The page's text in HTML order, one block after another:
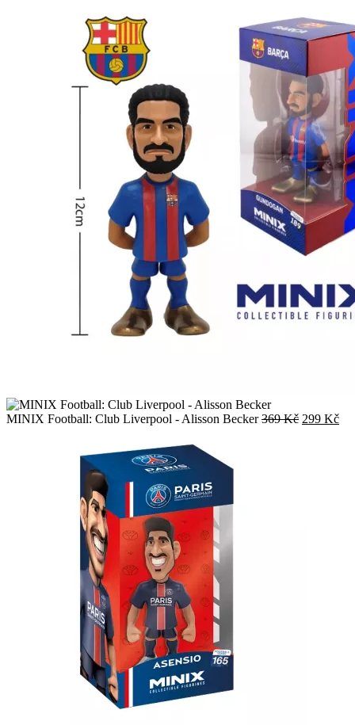
MINIX Football: Club Liverpool - Alisson Becker 369Kč Původní
299 Kč